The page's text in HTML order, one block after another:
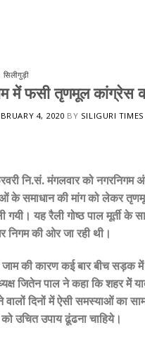
सिलीगुड़ी
में फसी तृणमूल कांग्रेस
4, 2020 BY SILIGURI TIMES
नि.सं. मंगलवार को नगरनिगम
के समाधान की मांग को लेकर
गयी। यह रैली गोष्ठ पाल मूर्ती के
निगम की ओर जा रही थी।
की कारण कई बार बीच सड़क
जितेन पाल ने कहा कि शहर मेें
दिनों में ऐसी समस्याओं का
उचित उपाय ढूंढना चाहिये।